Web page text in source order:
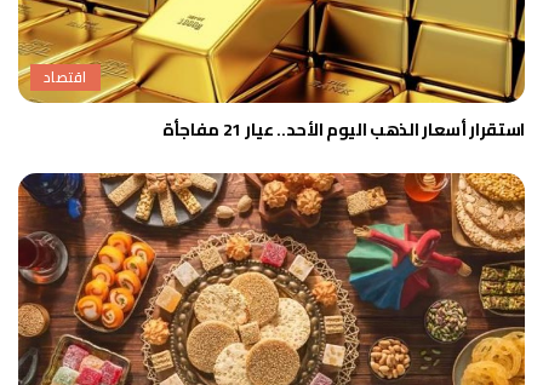
اقتصاد
استقرار أسعار الذهب اليوم الأحد.. عيار 21 مفاجأة